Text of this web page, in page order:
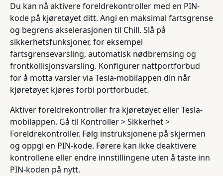
Du kan nå aktivere foreldrekontroller med en PIN-
kode på kjøretøyet ditt. Angi en maksimal fartsgrense
og begrens akselerasjonen til Chill. Slå på
sikkerhetsfunksjoner, for eksempel
fartsgrensevarsling, automatisk nødbremsing og
frontkollisjonsvarsling. Konfigurer nattportforbud
for å motta varsler via Tesla-mobilappen din når
kjøretøyet kjøres forbi portforbudet.
Aktiver foreldrekontroller fra kjøretøyet eller Tesla-
mobilappen. Gå til Kontroller > Sikkerhet >
Foreldrekontroller. Følg instruksjonene på skjermen
og oppgi en PIN-kode. Førere kan ikke deaktivere
kontrollene eller endre innstillingene uten å taste inn
PIN-koden på nytt.